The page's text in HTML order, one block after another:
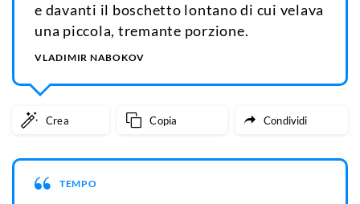
e davanti il boschetto lontano di cui velava
una piccola, tremante porzione.
VLADIMIR NABOKOV
Crea Copia Condividi
TEMPO